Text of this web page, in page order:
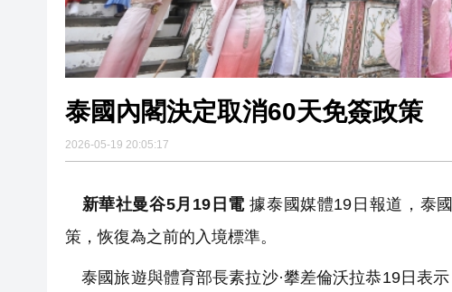
團結香港基金建議加速氫能產業發展
泰國內閣決定取消60天免簽政策
2026-05-19 20:05:17
新華社曼谷5月19日電據泰國媒體19日報道，泰
策，恢復為之前的入境標準。
泰國旅遊與體育部長素拉沙·攀差倫沃拉恭19日表